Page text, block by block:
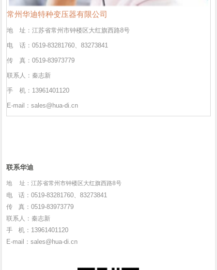
常州华迪特种变压器有限公司
地 址：江苏省常州市钟楼区大红旗西路8号
电 话：0519-83281760、83273841
传 真：0519-83973779
联系人：秦志新
手 机：13961401120
E-mail：sales@hua-di.cn
联系华迪
地 址：江苏省常州市钟楼区大红旗西路8号
电 话：0519-83281760、83273841
传 真：0519-83973779
联系人：秦志新
手 机：13961401120
E-mail：sales@hua-di.cn